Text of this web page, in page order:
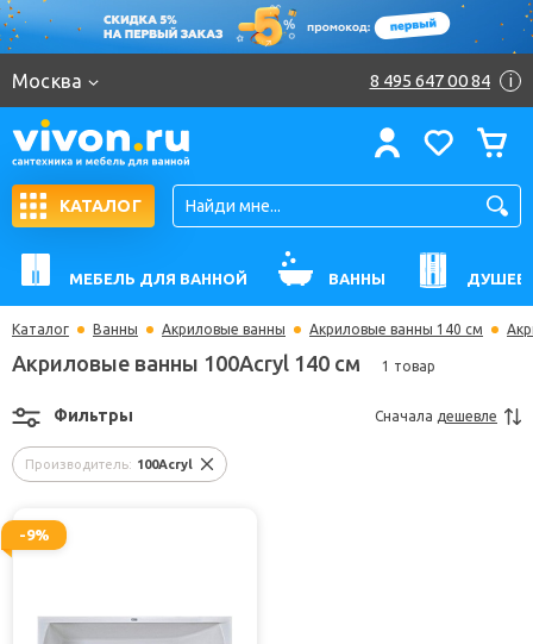
Москва 8 495 647 00 84 i
КАТАЛОГ
МЕБЕЛЬ ДЛЯ ВАННОЙ ВАННЫ
Каталог Ванны Акриловые ванны Акриловые ванны 140 см
Акриловые ванны 100Acryl 140 см 1 товар
Производитель: 100Acryl
Фильтры Сначала дешевле
-9%